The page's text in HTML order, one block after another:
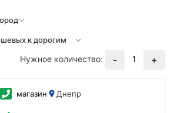
Нужное количество:
- 1 +
магазин Днепр